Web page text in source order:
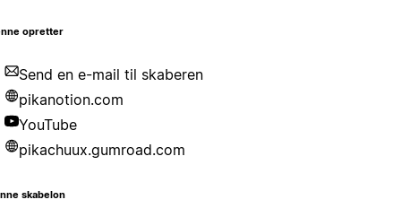
opretter
Send en e-mail til skaberen
pikanotion.com
YouTube
pikachuux.gumroad.com
skabelon